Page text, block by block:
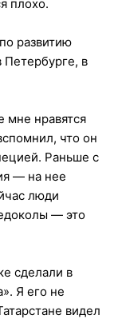
плохо.
развитию
Петербурге, в
мне нравятся
что он
Раньше с
— на нее
люди
— это
сделали в
Я его не
видел